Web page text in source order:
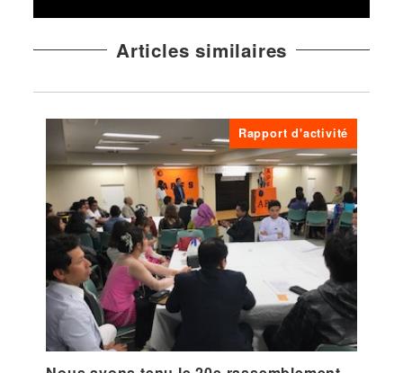
Articles similaires
Rapport d'activité